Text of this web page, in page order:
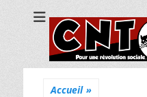
Pour une révolution
Accueil »